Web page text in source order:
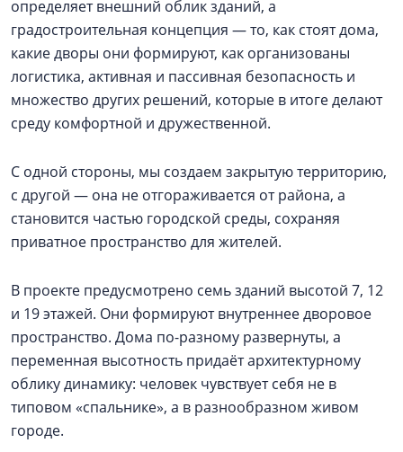
определяет внешний облик зданий, а
градостроительная концепция — то, как стоят дома,
какие дворы они формируют, как организованы
логистика, активная и пассивная безопасность и
множество других решений, которые в итоге делают
среду комфортной и дружественной.
С одной стороны, мы создаем закрытую территорию,
с другой — она не отгораживается от района, а
становится частью городской среды, сохраняя
приватное пространство для жителей.
В проекте предусмотрено семь зданий высотой 7, 12
и 19 этажей. Они формируют внутреннее дворовое
пространство. Дома по-разному развернуты, а
переменная высотность придаёт архитектурному
облику динамику: человек чувствует себя не в
типовом «спальнике», а в разнообразном живом
городе.